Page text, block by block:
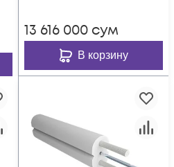
13 616 000 сум
В корзину